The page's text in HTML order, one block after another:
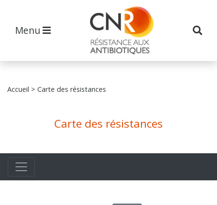
Menu
Accueil > Carte des résistances
Carte des résistances